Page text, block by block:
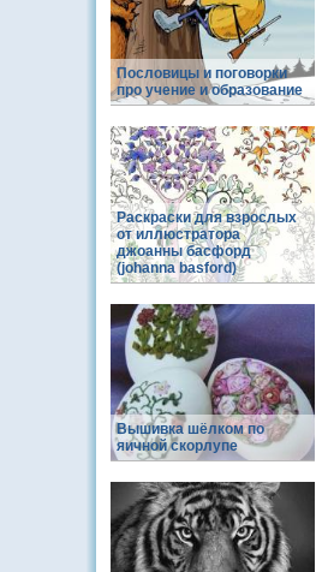
Пословицы и поговорки
про учение и образование
Раскраски для взрослых
от иллюстратора
джоанны басфорд
(johanna basford)
Вышивка шёлком по
яичной скорлупе